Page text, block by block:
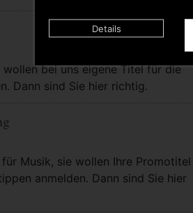
Details
wollen bei uns eigene Titel für die
Dann sind Sie hier richtig.
Musik, sie wollen Ihre Promotitel
anmelden. Dann sind Sie hier